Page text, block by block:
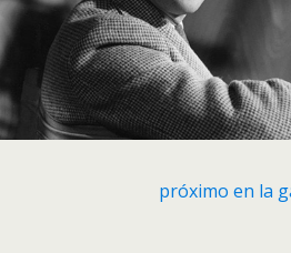
próximo en la